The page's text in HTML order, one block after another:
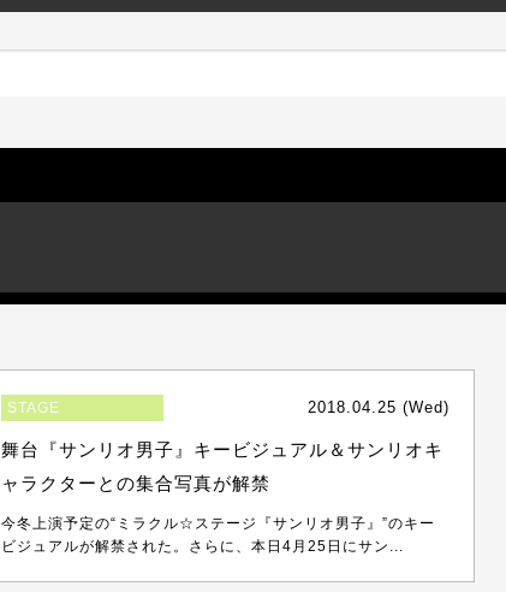
STAGE 2018.04.25 (Wed)
舞台『サンリオ男子』キービジュアル＆サンリオキ
ャラクターとの集合写真が解禁
今冬上演予定の“ミラクル☆ステージ『サンリオ男子』”のキー
ビジュアルが解禁された。さらに、本日4月25日にサン...